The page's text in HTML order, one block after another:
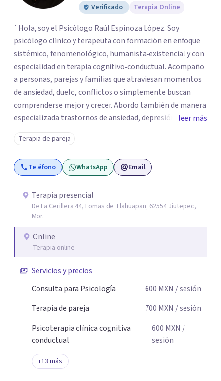
Verificado Terapia Online
`Hola, soy el Psicólogo Raúl Espinoza López. Soy
psicólogo clínico y terapeuta con formación en enfoque
sistémico, fenomenológico, humanista‑existencial y con
especialidad en terapia cognitivo‑conductual. Acompaño
a personas, parejas y familias que atraviesan momentos
de ansiedad, duelo, conflictos o simplemente buscan
comprenderse mejor y crecer. Abordo también de manera
especializada trastornos de ansiedad, depresión,
trastornos de atención e hiperactividad, trastornos del
estado de ánimo, problemas emocionales y
conductuales, así como dificultades en el manejo del
estrés y las emociones. Mi espacio es seguro, respetuoso
mi labor es escucharte con atención, acompañarte a dar
sentido a lo que vives y construir juntos caminos hacia tu
bienestar. Gracias por confiar en este camino.`
leer más
Terapia de pareja
Teléfono WhatsApp Email
Terapia presencial
De La Cerillera 44, Lomas de Tlahuapan, 62554 Jiutepec,
Mor.
Online
Terapia online
Servicios y precios
Consulta para Psicología
600 MXN / sesión
Terapia de pareja
700 MXN / sesión
Psicoterapia clínica cognitiva
conductual
600 MXN /
sesión
+13 más